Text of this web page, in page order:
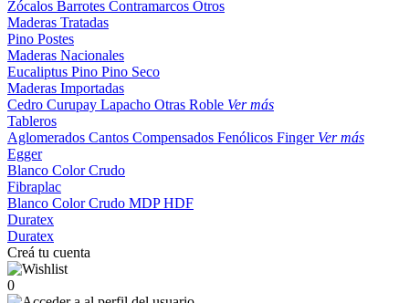
Zócalos Barrotes Contramarcos Otros
Maderas Tratadas
Pino Postes
Maderas Nacionales
Eucaliptus Pino Pino Seco
Maderas Importadas
Cedro Curupay Lapacho Otras Roble Ver más
Tableros
Aglomerados Cantos Compensados Fenólicos Finger Ver más
Egger
Blanco ColorCrudo
Fibraplac
Blanco ColorCrudo MDPHDF
Duratex
Duratex
Creá tu cuenta
0